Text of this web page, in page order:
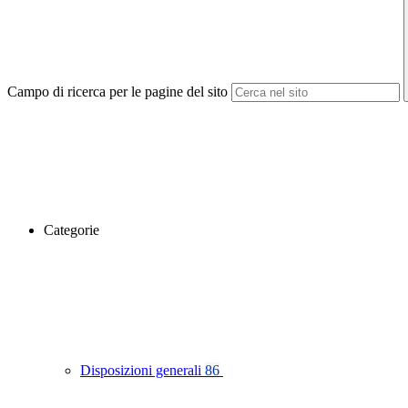
Campo di ricerca per le pagine del sito
Categorie
Disposizioni generali 86